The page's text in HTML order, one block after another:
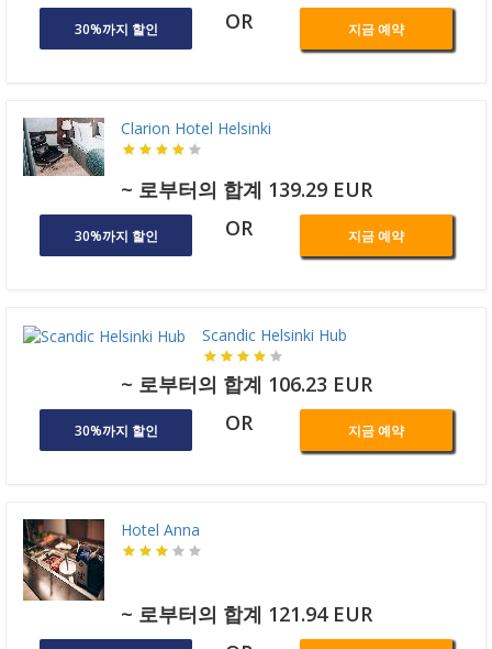
30%까지 할인 OR 지금 예약
Clarion Hotel Helsinki
~ 로부터의 합계 139.29 EUR
30%까지 할인 OR 지금 예약
Scandic Helsinki Hub
~ 로부터의 합계 106.23 EUR
30%까지 할인 OR 지금 예약
Hotel Anna
~ 로부터의 합계 121.94 EUR